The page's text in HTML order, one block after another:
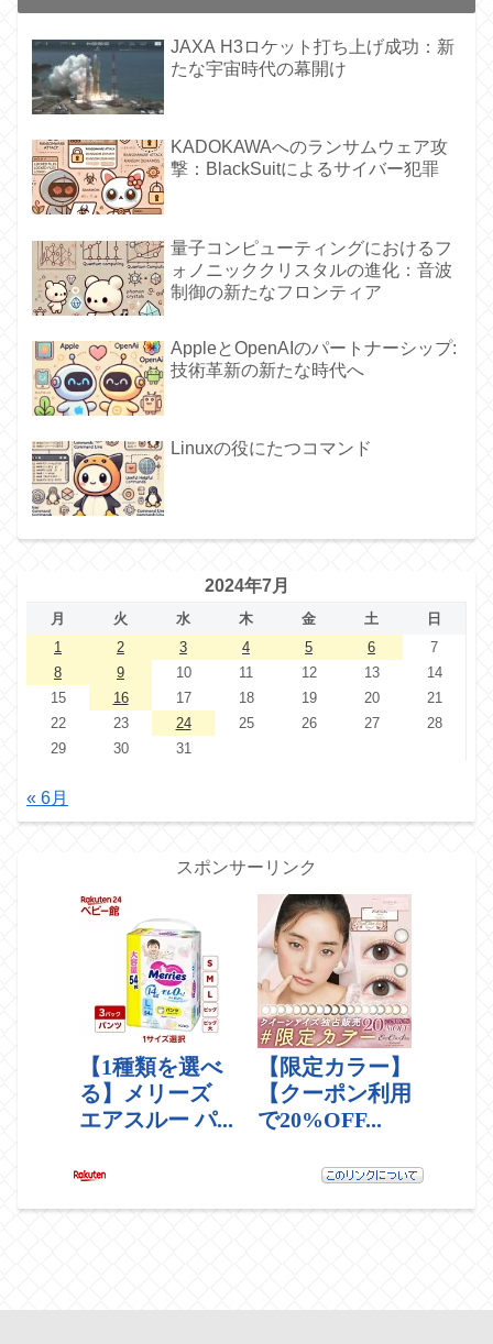
JAXA H3ロケット打ち上げ成功：新
たな宇宙時代の幕開け
KADOKAWAへのランサムウェア攻
撃：BlackSuitによるサイバー犯罪
量子コンピューティングにおけるフ
ォノニッククリスタルの進化：音波
制御の新たなフロンティア
AppleとOpenAIのパートナーシップ:
技術革新の新たな時代へ
Linuxの役にたつコマンド
2024年7月
月 火 水 木 金 土
日
1
2 3 4 5 6
7
8
9 10 11 12 13
14
15
16 17 18 19 20
21
22
23 24 25 26 27
28
29
30 31
« 6月
スポンサーリンク